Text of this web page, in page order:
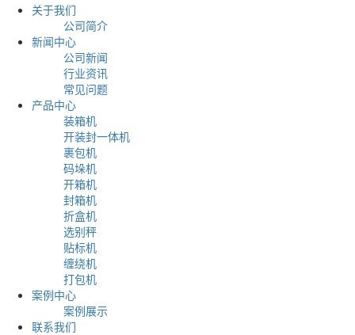
关于我们
公司简介
新闻中心
公司新闻
行业资讯
常见问题
产品中心
装箱机
开装封一体机
裹包机
码垛机
开箱机
封箱机
折盒机
选别秤
贴标机
缠绕机
打包机
案例中心
案例展示
联系我们